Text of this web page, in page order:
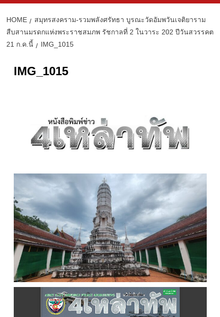
HOME
สมุทรสงคราม-รวมพลังศรัทธา บูรณะวัดอัมพวันเจติยาราม
สืบสานมรดกแห่งพระราชสมภพ รัชกาลที่ 2 ในวาระ 202 ปีวันสวรรคต
21 ก.ค.นี้
IMG_1015
IMG_1015